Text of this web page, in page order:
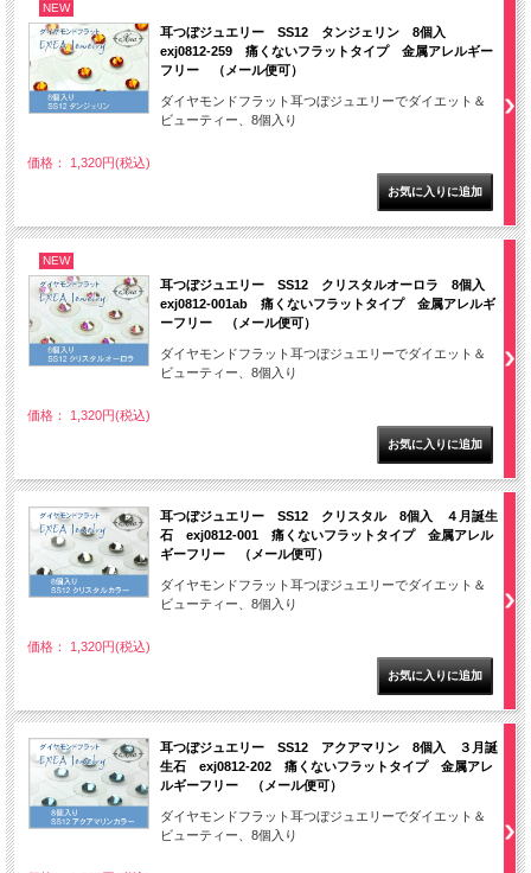
NEW
耳つぼジュエリー SS12 タンジェリン 8個入
exj0812-259 痛くないフラットタイプ 金属アレルギー
フリー （メール便可）
ダイヤモンドフラット耳つぼジュエリーでダイエット＆
ビューティー、8個入り
価格： 1,320円(税込)
NEW
耳つぼジュエリー SS12 クリスタルオーロラ 8個入
exj0812-001ab 痛くないフラットタイプ 金属アレルギ
ーフリー （メール便可）
ダイヤモンドフラット耳つぼジュエリーでダイエット＆
ビューティー、8個入り
価格： 1,320円(税込)
耳つぼジュエリー SS12 クリスタル 8個入 ４月誕生
石 exj0812-001 痛くないフラットタイプ 金属アレル
ギーフリー （メール便可）
ダイヤモンドフラット耳つぼジュエリーでダイエット＆
ビューティー、8個入り
価格： 1,320円(税込)
耳つぼジュエリー SS12 アクアマリン 8個入 ３月誕
生石 exj0812-202 痛くないフラットタイプ 金属アレ
ルギーフリー （メール便可）
ダイヤモンドフラット耳つぼジュエリーでダイエット＆
ビューティー、8個入り